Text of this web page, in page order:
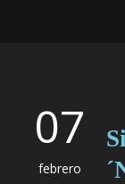
07
febrero